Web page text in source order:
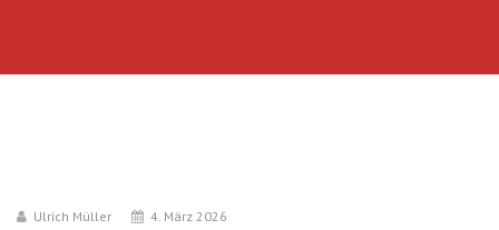
Ulrich Müller 4. März 2026